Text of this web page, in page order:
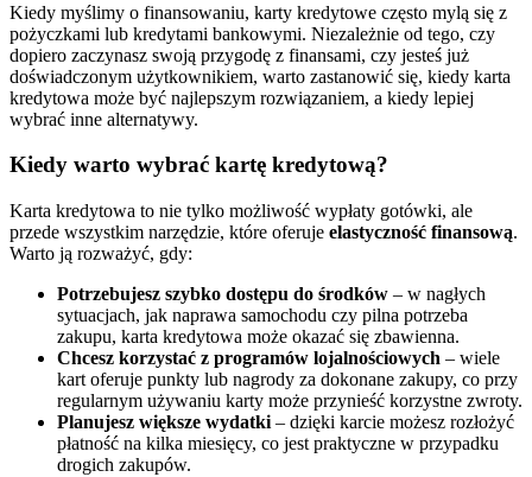
Kiedy myślimy o finansowaniu, karty kredytowe często mylą się z
pożyczkami lub kredytami bankowymi. Niezależnie od tego, czy
dopiero zaczynasz swoją przygodę z finansami, czy jesteś już
doświadczonym użytkownikiem, warto zastanowić się, kiedy karta
kredytowa może być najlepszym rozwiązaniem, a kiedy lepiej
wybrać inne alternatywy.
Kiedy warto wybrać kartę kredytową?
Karta kredytowa to nie tylko możliwość wypłaty gotówki, ale
przede wszystkim narzędzie, które oferuje elastyczność finansową.
Warto ją rozważyć, gdy:
Potrzebujesz szybko dostępu do środków – w nagłych
sytuacjach, jak naprawa samochodu czy pilna potrzeba
zakupu, karta kredytowa może okazać się zbawienna.
Chcesz korzystać z programów lojalnościowych – wiele
kart oferuje punkty lub nagrody za dokonane zakupy, co przy
regularnym używaniu karty może przynieść korzystne zwroty.
Planujesz większe wydatki – dzięki karcie możesz rozłożyć
płatność na kilka miesięcy, co jest praktyczne w przypadku
drogich zakupów.